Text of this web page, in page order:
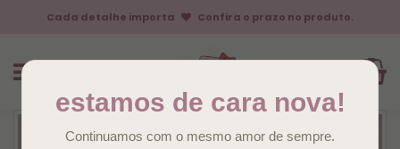
Cada detalhe importa Confira o prazo no produto.
estamos de cara nova!
Continuamos com o mesmo amor de sempre.